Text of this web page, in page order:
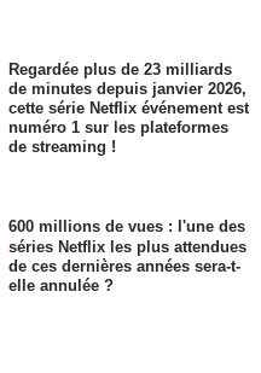
Regardée plus de 23 milliards
de minutes depuis janvier 2026,
cette série Netflix événement est
numéro 1 sur les plateformes
de streaming !
600 millions de vues : l'une des
séries Netflix les plus attendues
de ces dernières années sera-t-
elle annulée ?